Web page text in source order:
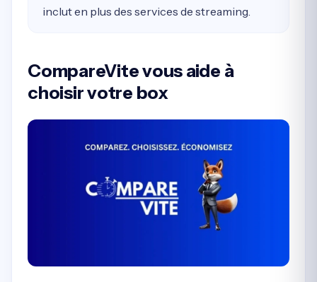
inclut en plus des services de streaming.
CompareVite vous aide à
choisir votre box